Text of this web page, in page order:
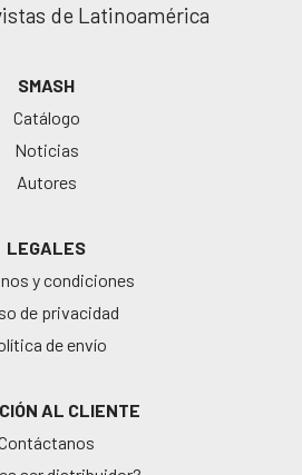
de Latinoamérica
SMASH
Catálogo
Noticias
Autores
LEGALES
y condiciones
de privacidad
de envío
AL CLIENTE